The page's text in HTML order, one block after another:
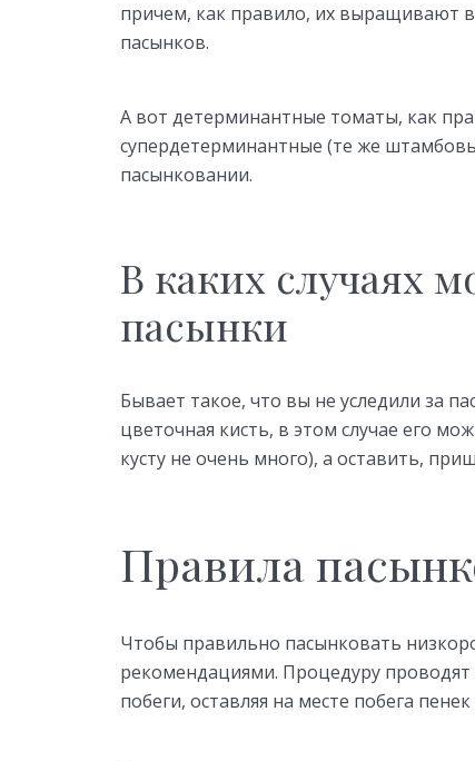
причем, как правило, их выращивают в
пасынков.
А вот детерминантные томаты, как
супердетерминантные (те же
пасынковании.
В каких случаях
пасынки
Бывает такое, что вы не уследили за
цветочная кисть, в этом случае его
кусту не очень много), а оставить,
Правила
Чтобы правильно пасынковать
рекомендациями. Процедуру
побеги, оставляя на месте побега